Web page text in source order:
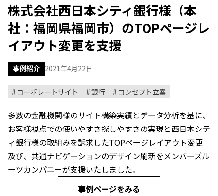
株式会社西日本シティ銀行様（本
社：福岡県福岡市）のTOPページレ
イアウト変更を支援
事例紹介 2021年4月22日
コーポレートサイト 銀行 コンセプト立案
多数の金融機関様のサイト構築実績とデータ分析を基に、
お客様視点での使いやすさ探しやすさの実現と西日本シテ
ィ銀行様の取組みを訴求したTOPページレイアウト変更
及び、共通ナビゲーションのデザイン刷新をメンバーズル
ーツカンパニーが支援いたしました。
事例ページをみる